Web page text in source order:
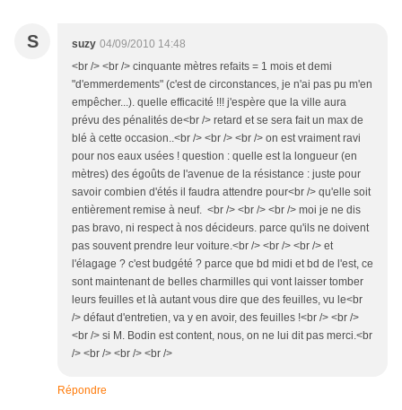
S suzy 04/09/2010 14:48
<br /> <br /> cinquante mètres refaits = 1 mois et demi
"d'emmerdements" (c'est de circonstances, je n'ai pas pu m'en
empêcher...). quelle efficacité !!! j'espère que la ville aura
prévu des pénalités de<br /> retard et se sera fait un max de
blé à cette occasion..<br /> <br /> <br /> on est vraiment ravi
pour nos eaux usées ! question : quelle est la longueur (en
mètres) des égoûts de l'avenue de la résistance : juste pour
savoir combien d'étés il faudra attendre pour<br /> qu'elle soit
entièrement remise à neuf. <br /> <br /> <br /> moi je ne dis
pas bravo, ni respect à nos décideurs. parce qu'ils ne doivent
pas souvent prendre leur voiture.<br /> <br /> <br /> et
l'élagage ? c'est budgété ? parce que bd midi et bd de l'est, ce
sont maintenant de belles charmilles qui vont laisser tomber
leurs feuilles et là autant vous dire que des feuilles, vu le<br
/> défaut d'entretien, va y en avoir, des feuilles !<br /> <br />
<br /> si M. Bodin est content, nous, on ne lui dit pas merci.<br
/> <br /> <br /> <br />
Répondre